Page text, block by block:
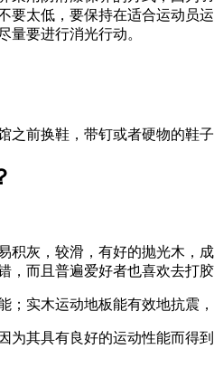
要太低，要保持在适合运动
量要进行消光行动。
之前换鞋，带钉或者硬物的鞋
积灰，较滑，有好的抛光木，
而且普遍爱好者也喜欢去打胶
；实木运动地板能有效地抗震
为其具有良好的运动性能而得